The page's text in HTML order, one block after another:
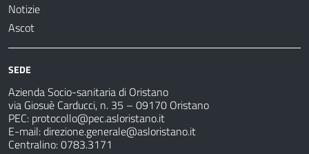
Notizie
Ascot
SEDE
Azienda Socio-sanitaria di Oristano
via Giosuè Carducci, n. 35 – 09170 Oristano
PEC: protocollo@pec.asloristano.it
E-mail:direzione.generale@asloristano.it
Centralino: 0783.3171